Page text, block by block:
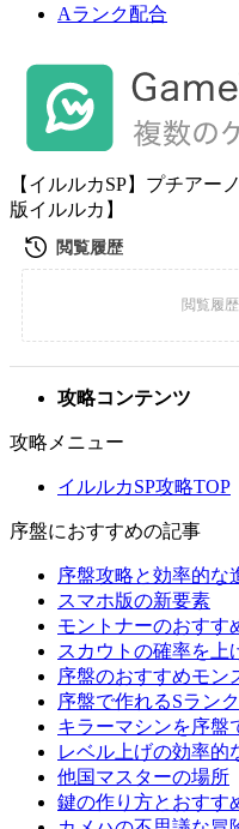
Aランク配合
【イルルカSP】プチアー
版イルルカ】
攻略コンテンツ
攻略メニュー
イルルカSP攻略TOP
序盤におすすめの記事
序盤攻略と効率的な
スマホ版の新要素
モントナーのおすす
スカウトの確率を上
序盤のおすすめモン
序盤で作れるSランク
キラーマシンを序盤
レベル上げの効率的
他国マスターの場所
鍵の作り方とおすす